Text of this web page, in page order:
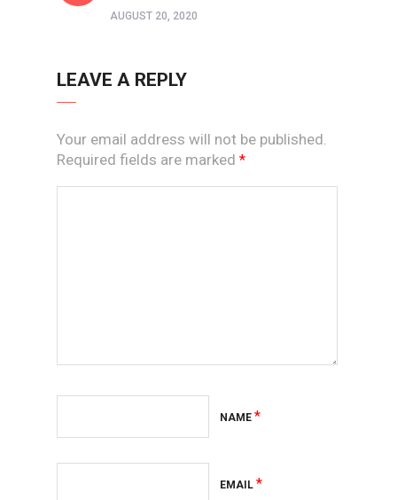
AUGUST 20, 2020
LEAVE A REPLY
Your email address will not be published.
Required fields are marked *
NAME *
EMAIL *